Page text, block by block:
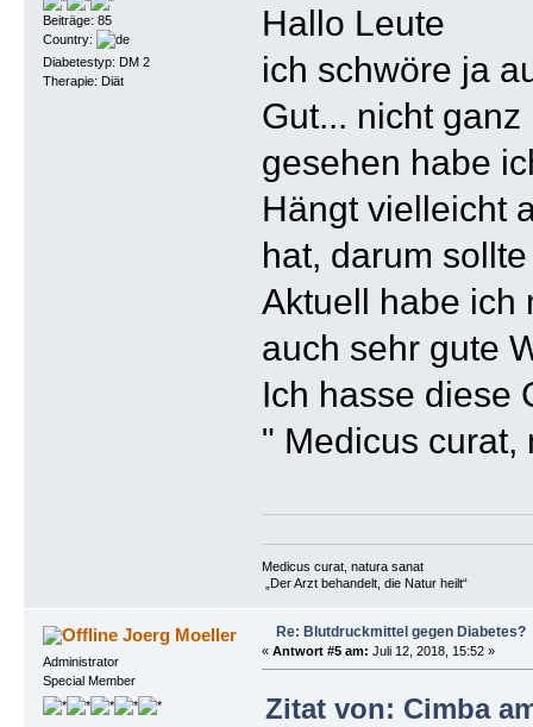
Beiträge: 85
Country:
Diabetestyp: DM 2
Therapie: Diät
Hallo Leute
ich schwöre ja
Gut... nicht
gesehen habe
Hängt vielleicht
hat, darum
Aktuell habe ich
auch sehr gute
Ich hasse diese
" Medicus curat,
Medicus curat, natura sanat
„Der Arzt behandelt, die Natur heilt“
Joerg Moeller
Administrator
Special Member
Re: Blutdruckmittel gegen Diabetes?
« Antwort #5 am: Juli 12, 2018, 15:52 »
Zitat von: Cimba